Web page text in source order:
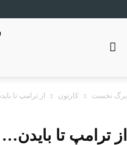
برگ نخست کارتون از ترامپ تا
از ترامپ تا بایدن…